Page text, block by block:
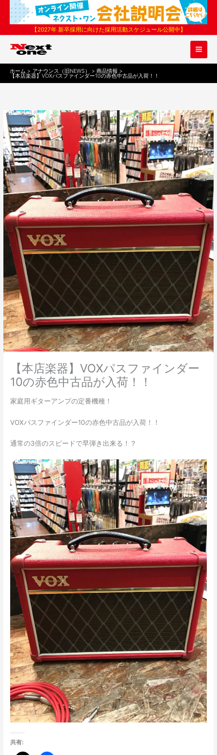
ス
【2027年 新卒採用に向けた採用活動スケジュール公開中】
ホーム アナウンス（旧NEWS） 商品情報
【本店楽器】VOXパスファインダー10の赤色中古品が入荷！！
【本店楽器】VOXパスファインダー
10の赤色中古品が入荷！！
家庭用ギターアンプの定番機種！
VOXパスファインダー10の赤色中古品が入荷！！
通常の3倍のスピードで早弾き出来る！？
共有: